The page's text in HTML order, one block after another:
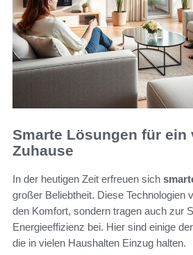
Smarte Lösungen für ein
Zuhause
In der heutigen Zeit erfreuen sich
großer Beliebtheit. Diese Technologien
den Komfort, sondern tragen auch zur
Energieeffizienz bei. Hier sind einige
die in vielen Haushalten Einzug halten.